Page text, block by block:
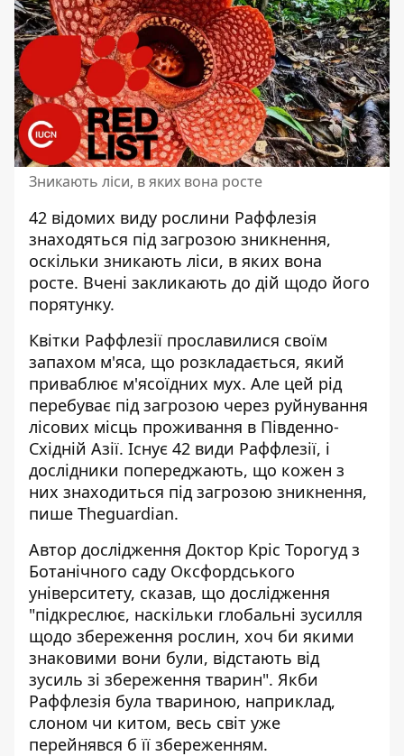
Зникають ліси, в яких вона росте
42 відомих виду рослини Раффлезія
знаходяться під загрозою зникнення,
оскільки зникають ліси, в яких вона
росте. Вчені закликають до дій щодо його
порятунку.
Квітки Раффлезії прославилися своїм
запахом м'яса, що розкладається, який
приваблює м'ясоїдних мух. Але цей рід
перебуває під загрозою через руйнування
лісових місць проживання в Південно-
Східній Азії. Існує 42 види Раффлезії, і
дослідники попереджають, що кожен з
них знаходиться під загрозою зникнення,
пише Тheguardian.
Автор дослідження Доктор Кріс Торогуд з
Ботанічного саду Оксфордського
університету, сказав, що дослідження
"підкреслює, наскільки глобальні зусилля
щодо збереження рослин, хоч би якими
знаковими вони були, відстають від
зусиль зі збереження тварин". Якби
Раффлезія була твариною, наприклад,
слоном чи китом, весь світ уже
перейнявся б її збереженням.